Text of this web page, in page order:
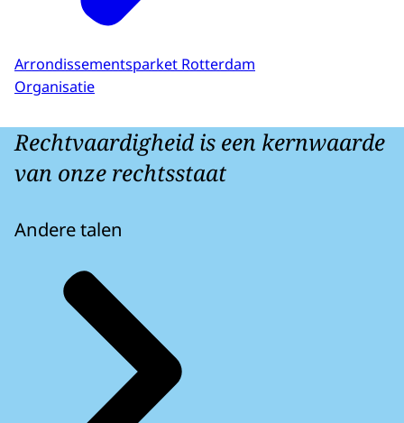
Arrondissementsparket Rotterdam
Organisatie
Rechtvaardigheid is een kernwaarde
van onze rechtsstaat
Andere talen